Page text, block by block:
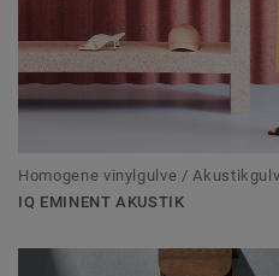
Homogene vinylgulve /
IQ EMINENT AKUSTIK